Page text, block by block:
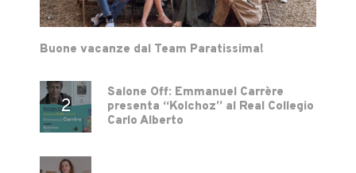
Buone vacanze dal Team Paratissima!
Salone Off: Emmanuel Carrère
presenta “Kolchoz” al Real Collegio
Carlo Alberto